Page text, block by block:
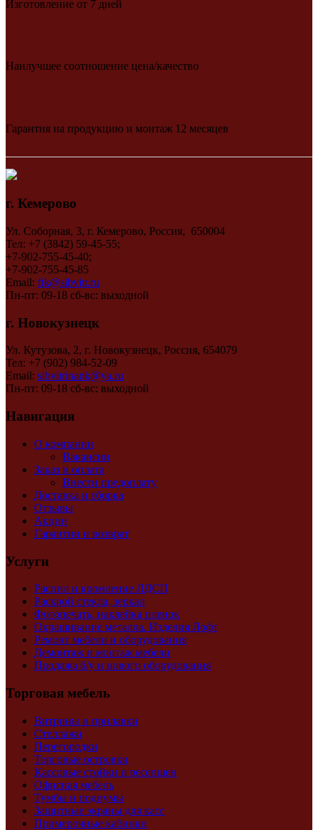
Изготовление от 7 дней
Наилучшее соотношение цена/качество
Гарантия на продукцию и монтаж 12 месяцев
г. Кемерово
Ул. Соборная, 3, г. Кемерово, Россия, 650004
Тел: +7 (3842) 59-45-55;
+7-902-755-45-40;
+7-902-755-45-85
Email: ftk@sibvitr.ru
Пн-пт: 09-18 сб-вс: выходной
г. Новокузнецк
Ул. Кутузова, 2, г. Новокузнецк, Россия, 654079
Тел: +7 (902) 984-52-09
Email: sibvitrinank@ya.ru
Пн-пт: 09-18 сб-вс: выходной
Навигация
О компании
Вакансии
Заказ и оплата
Внести предоплату
Доставка и сборка
Отзывы
Акции
Гарантии и возврат
Услуги
Распил и кромление ЛДСП
Раскрой стекла, зеркал
Фотопечать, наклейка пленок
Окрашивание металла. Изделия Лофт
Ремонт мебели и оборудования
Демонтаж и монтаж мебели
Продажа б/у и нового оборудования
Торговая мебель
Витрины и прилавки
Стеллажи
Перегородки
Торговые островки
Кассовые стойки и ресепшен
Офисная мебель
Тумбы и подиумы
Защитные экраны для касс
Примерочные кабинки